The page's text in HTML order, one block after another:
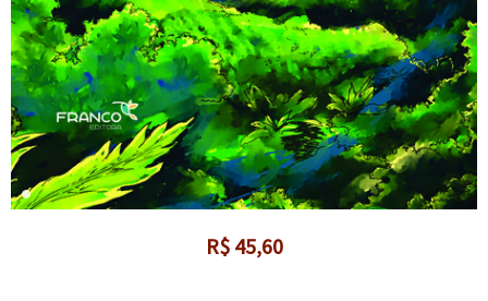
R$ 45,60